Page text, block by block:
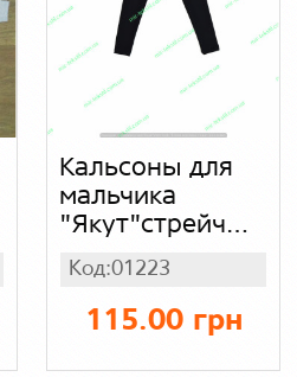
Кальсоны для
мальчика
"Якут"стрейч
начес
Код:01223
115.00 грн